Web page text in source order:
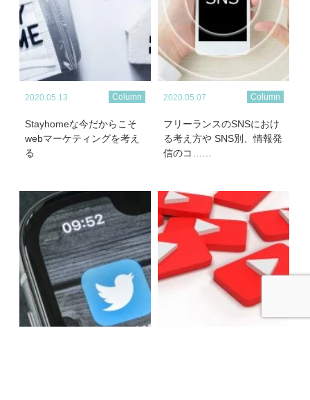
2020.05.13 Column
Stayhomeな今だからこそ
webマーケティングを考え
る
2020.05.07 Column
フリーランスのSNSにおけ
る考え方や SNS別、情報発
信のコ……